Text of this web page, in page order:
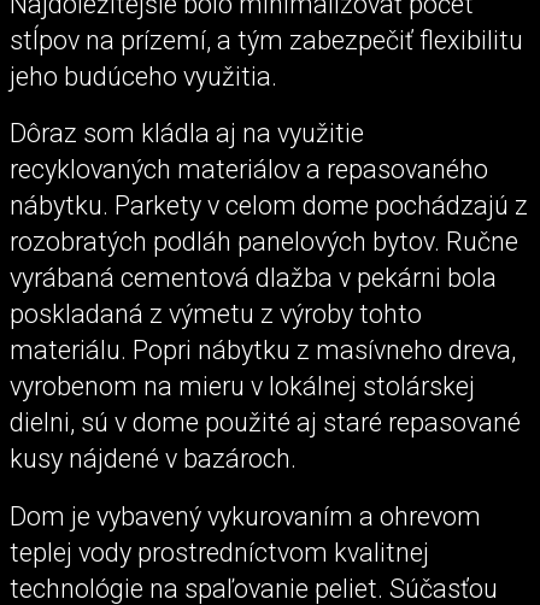
stĺpov na prízemí, a tým zabezpečiť flexibilitu
jeho budúceho využitia.
Dôraz som kládla aj na využitie
recyklovaných materiálov a repasovaného
nábytku. Parkety v celom dome pochádzajú z
rozobratých podláh panelových bytov. Ručne
vyrábaná cementová dlažba v pekárni bola
poskladaná z výmetu z výroby tohto
materiálu. Popri nábytku z masívneho dreva,
vyrobenom na mieru v lokálnej stolárskej
dielni, sú v dome použité aj staré repasované
kusy nájdené v bazároch.
Dom je vybavený vykurovaním a ohrevom
teplej vody prostredníctvom kvalitnej
technológie na spaľovanie peliet. Súčasťou